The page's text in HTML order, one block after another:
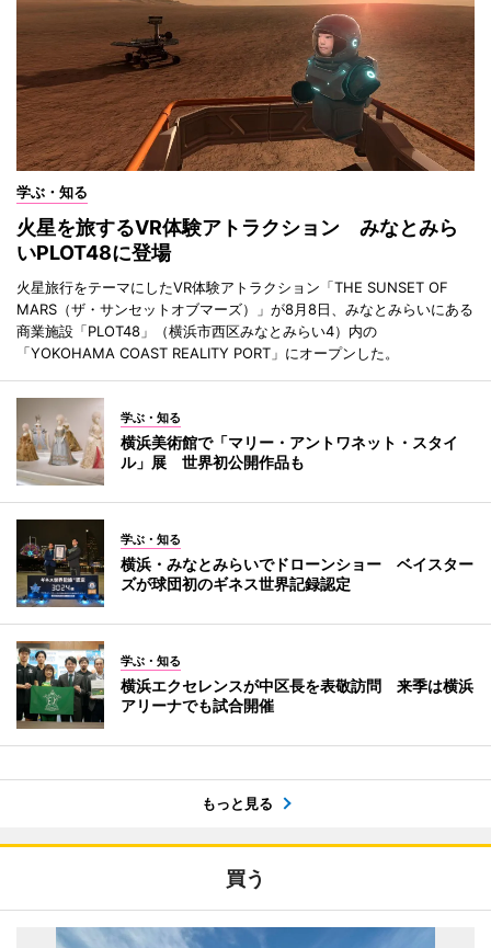
学ぶ・知る
火星を旅するVR体験アトラクション みなとみら
いPLOT48に登場
火星旅行をテーマにしたVR体験アトラクション「THE SUNSET OF
MARS（ザ・サンセットオブマーズ）」が8月8日、みなとみらいにある
商業施設「PLOT48」（横浜市西区みなとみらい4）内の
「YOKOHAMA COAST REALITY PORT」にオープンした。
学ぶ・知る
横浜美術館で「マリー・アントワネット・スタイ
ル」展 世界初公開作品も
学ぶ・知る
横浜・みなとみらいでドローンショー ベイスター
ズが球団初のギネス世界記録認定
学ぶ・知る
横浜エクセレンスが中区長を表敬訪問 来季は横浜
アリーナでも試合開催
もっと見る
買う